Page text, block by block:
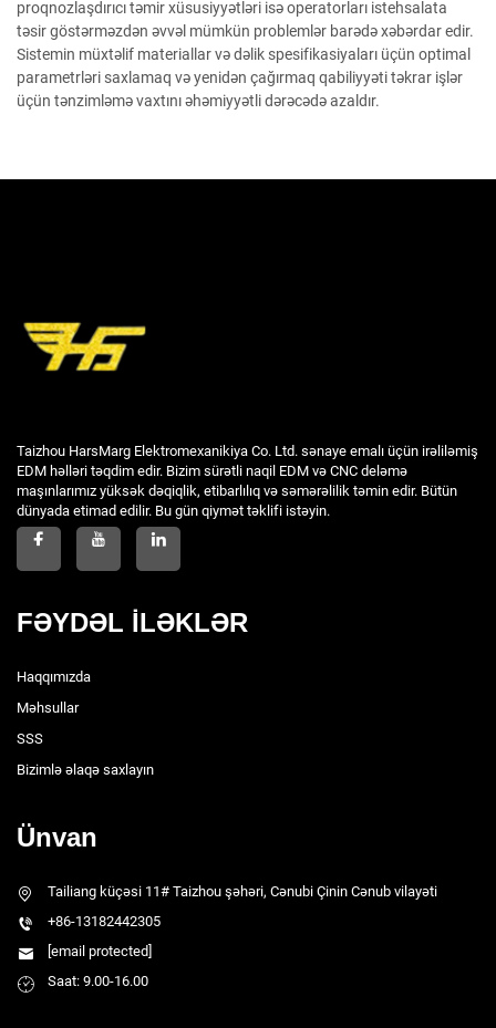
proqnozlaşdırıcı təmir xüsusiyyətləri isə operatorları istehsalata
təsir göstərməzdən əvvəl mümkün problemlər barədə xəbərdar edir.
Sistemin müxtəlif materiallar və dəlik spesifikasiyaları üçün optimal
parametrləri saxlamaq və yenidən çağırmaq qabiliyyəti təkrar işlər
üçün tənzimləmə vaxtını əhəmiyyətli dərəcədə azaldır.
Taizhou HarsMarg Elektromexanikiya Co. Ltd. sənaye emalı üçün irəliləmiş
EDM həlləri təqdim edir. Bizim sürətli naqil EDM və CNC deləmə
maşınlarımız yüksək dəqiqlik, etibarlılıq və səmərəlilik təmin edir. Bütün
dünyada etimad edilir. Bu gün qiymət təklifi istəyin.
FƏYDƏL İLƏKLƏR
Haqqımızda
Məhsullar
SSS
Bizimlə əlaqə saxlayın
Ünvan
Tailiang küçəsi 11# Taizhou şəhəri, Cənubi Çinin Cənub vilayəti
+86-13182442305
[email protected]
Saat: 9.00-16.00